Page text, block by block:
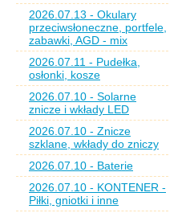
2026.07.13 - Okulary
przeciwsłoneczne, portfele,
zabawki, AGD - mix
2026.07.11 - Pudełka,
osłonki, kosze
2026.07.10 - Solarne
znicze i wkłady LED
2026.07.10 - Znicze
szklane, wkłady do zniczy
2026.07.10 - Baterie
2026.07.10 - KONTENER -
Piłki, gniotki i inne